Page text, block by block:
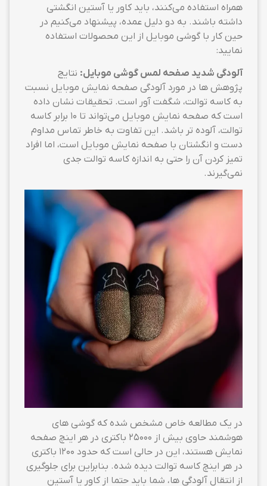
همراه استفاده می‌کنند، باید کاور یا آستین انگشتی
داشته باشند. به دو دلیل عمده، پیشنهاد می‌کنیم در
حین کار با گوشی موبایل از این محصولات استفاده
نمایید:
آلودگی شدید صفحه لمس گوشی موبایل: نتایج
پژوهش ها در مورد آلودگی صفحه نمایش موبایل نسبت
به کاسه توالت، شگفت آور است. تحقیقات نشان داده
است که صفحه نمایش موبایل می‌تواند تا 10 برابر کاسه
توالت، آلوده تر باشد. این تفاوت به خاطر تماس مداوم
دست و انگشتان با صفحه نمایش موبایل است، اما افراد
تمیز کردن آن را حتی به اندازه کاسه توالت جدی
نمی‌گیرند.
در یک مطالعه خاص مشخص شده که گوشی های
هوشمند حاوی بیش از 25000 باکتری در هر اینچ صفحه
نمایش هستند، این در حالی است که حدود 1200 باکتری
در هر اینچ کاسه توالت دیده شده. بنابراین برای جلوگیری
از انتقال آلودگی ها، شما باید حتما از کاور یا آستین